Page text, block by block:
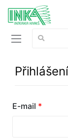
Vyhledávání:
Přihlášení
E-mail *